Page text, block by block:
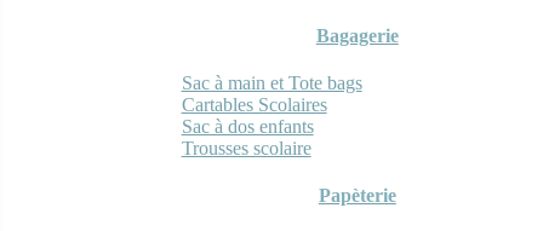
Bagagerie
Sac à main et Tote bags
Cartables Scolaires
Sac à dos enfants
Trousses scolaire
Papèterie